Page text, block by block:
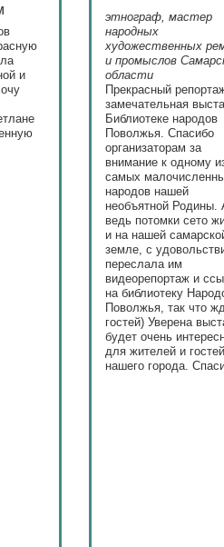
и
этнограф, мастер
народных
художественных
и промыслов
области
Прекрасный
замечательная
Библиотеке народов
Поволжья. Спасибо
организаторам за
внимание к одному
самых
народов нашей
необъятной Родины.
ведь потомки сето
и на нашей
земле, с
переслала им
видеорепортаж и
на библиотеку
Поволжья, так что
гостей) Уверена
будет очень
для жителей и
нашего города.